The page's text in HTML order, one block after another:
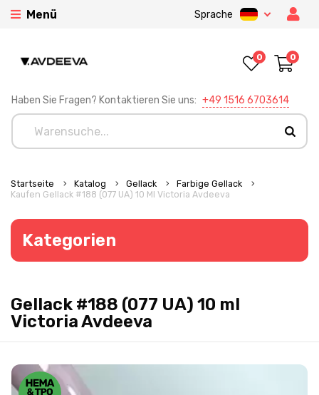
Menü Sprache
Haben Sie Fragen? Kontaktieren Sie uns: +49 1516 6703614
0 0
Startseite Katalog Gellack
Farbige Gellack
Kaufen Gellack #188 (077 UA) 10 Ml Victoria Avdeeva
Kategorien
Gellack #188 (077 UA) 10 ml
Victoria Avdeeva